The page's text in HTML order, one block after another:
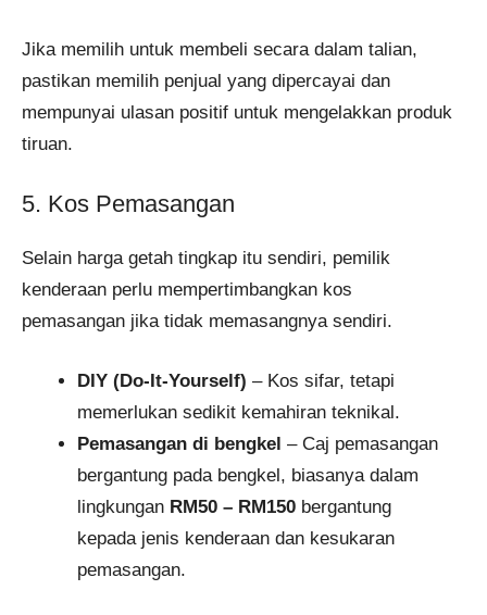
Jika memilih untuk membeli secara dalam talian,
pastikan memilih penjual yang dipercayai dan
mempunyai ulasan positif untuk mengelakkan produk
tiruan.
5. Kos Pemasangan
Selain harga getah tingkap itu sendiri, pemilik
kenderaan perlu mempertimbangkan kos
pemasangan jika tidak memasangnya sendiri.
DIY (Do-It-Yourself) – Kos sifar, tetapi
memerlukan sedikit kemahiran teknikal.
Pemasangan di bengkel – Caj pemasangan
bergantung pada bengkel, biasanya dalam
lingkungan RM50 – RM150 bergantung
kepada jenis kenderaan dan kesukaran
pemasangan.